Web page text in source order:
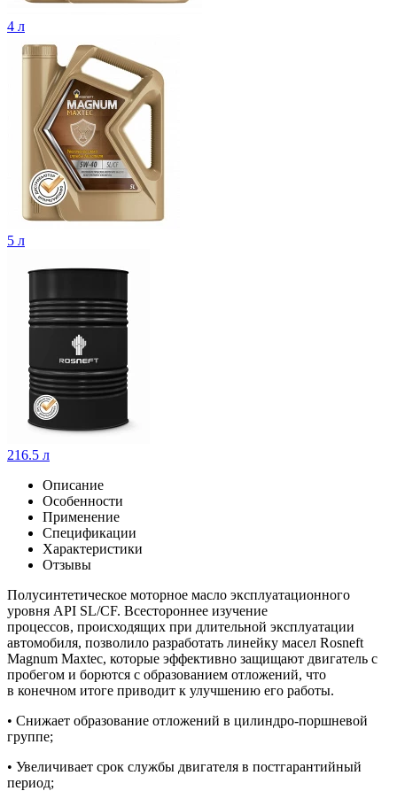
4 л
5 л
216.5 л
Описание
Особенности
Применение
Спецификации
Характеристики
Отзывы
Полусинтетическое моторное масло эксплуатационного
уровня API SL/CF. Всестороннее изучение
процессов, происходящих при длительной эксплуатации
автомобиля, позволило разработать линейку масел Rosneft
Magnum Maxtec, которые эффективно защищают двигатель с
пробегом и борются с образованием отложений, что
в конечном итоге приводит к улучшению его работы.
• Снижает образование отложений в цилиндро-поршневой
группе;
• Увеличивает срок службы двигателя в постгарантийный
период;